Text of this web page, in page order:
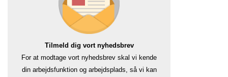
Tilmeld dig vort nyhedsbrev
For at modtage vort nyhedsbrev skal vi kende
din arbejdsfunktion og arbejdsplads, så vi kan